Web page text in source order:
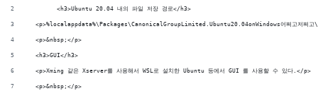
	<h3>Ubuntu 20.04 내의 파일 저장 경로</h3>
<p>%localappdata%\Packages\CanonicalGroupLimited.Ubuntu20.04onWindows어쩌고저쩌
  <p>&nbsp;</p>
  <h3>GUI</h3>
  <p>Xming 같은 Xserver를 사용해서 WSL로 설치한 Ubuntu 등에서 GUI 를 사용할 수 있다.</p>
  <p>&nbsp;</p>